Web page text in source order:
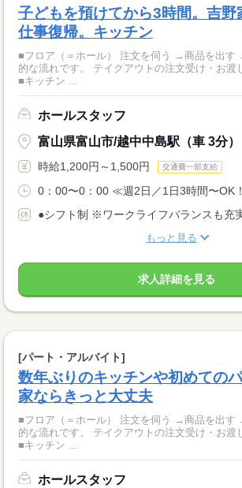
子どもを預けてから3時間。吉野
仕事復帰。キッチン
■フロア（＝ホール） 注文を伺う →商品を出す →お会計
的な流れです。 テイクアウトの注文受け・お渡
■キッチン ...
ホールスタッフ
富山県富山市/越中中島駅（車 3分）
時給1,200円～1,500円 交通費一部支給
0：00〜0：00 ≪週2日／1日3時間〜OK
●シフト制 ※ワークライフバランスも充実
もっと見る
求人詳細を見る
[パート・アルバイト]
数年ぶりのキッチンや初めての
家ならきっと大丈夫
■フロア（＝ホール） 注文を伺う →商品を出す →お会計
的な流れです。 テイクアウトの注文受け・お渡
■キッチン ...
ホールスタッフ